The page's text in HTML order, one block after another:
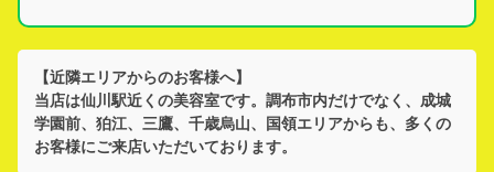
【近隣エリアからのお客様へ】
当店は仙川駅近くの美容室です。 調布市内だけでなく、 成城
学園前、狛江、三鷹、千歳烏山、国領エリアからも、多くの
お客様にご来店いただいております。